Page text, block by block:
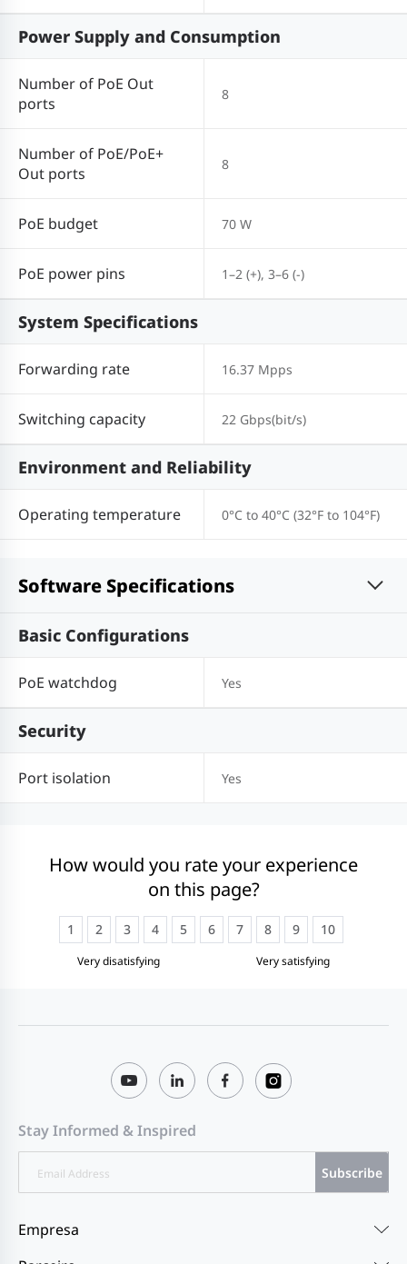
Power Supply and Consumption
Number of PoE Out
ports
8
Number of PoE/PoE+
Out ports
8
PoE budget 70 W
PoE power pins 1–2 (+), 3–6 (-)
System Specifications
Forwarding rate 16.37 Mpps
Switching capacity 22 Gbps(bit/s)
Environment and Reliability
Operating temperature 0°C to 40°C (32°F to 104°F)
Software Specifications
Basic Configurations
PoE watchdog Yes
Security
Port isolation Yes
How would you rate your experience
on this page?
Very disatisfying
1 2 3 4 5 6 7 8 9 10
Very satisfying
Stay Informed & Inspired
Subscribe
Empresa